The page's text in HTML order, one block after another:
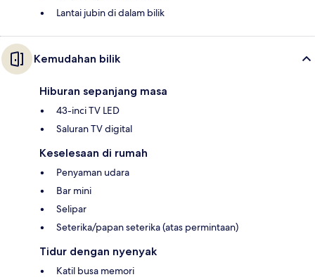
Lantai jubin di dalam bilik
Kemudahan bilik
Hiburan sepanjang masa
43-inci TV LED
Saluran TV digital
Keselesaan di rumah
Penyaman udara
Bar mini
Selipar
Seterika/papan seterika (atas permintaan)
Tidur dengan nyenyak
Katil busa memori